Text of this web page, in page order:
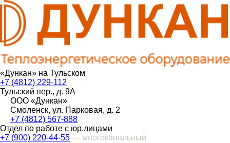
«Дункан» на Тульском
+7 (4812) 229-112
Тульский пер., д. 9А
ООО «Дункан»
Смоленск, ул. Парковая, д. 2
+7 (4812) 567-888
Отдел по работе с юр.лицами
+7 (900) 220-44-55 — многоканальный